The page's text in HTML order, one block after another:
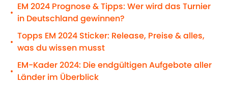
•
EM 2024 Prognose & Tipps: Wer wird das Turnier
in Deutschland gewinnen?
•
Topps EM 2024 Sticker: Release, Preise & alles,
was du wissen musst
•
EM-Kader 2024: Die endgültigen Aufgebote aller
Länder im Überblick